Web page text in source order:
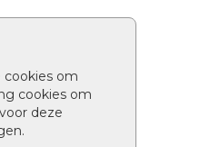
om
cookies om
deze